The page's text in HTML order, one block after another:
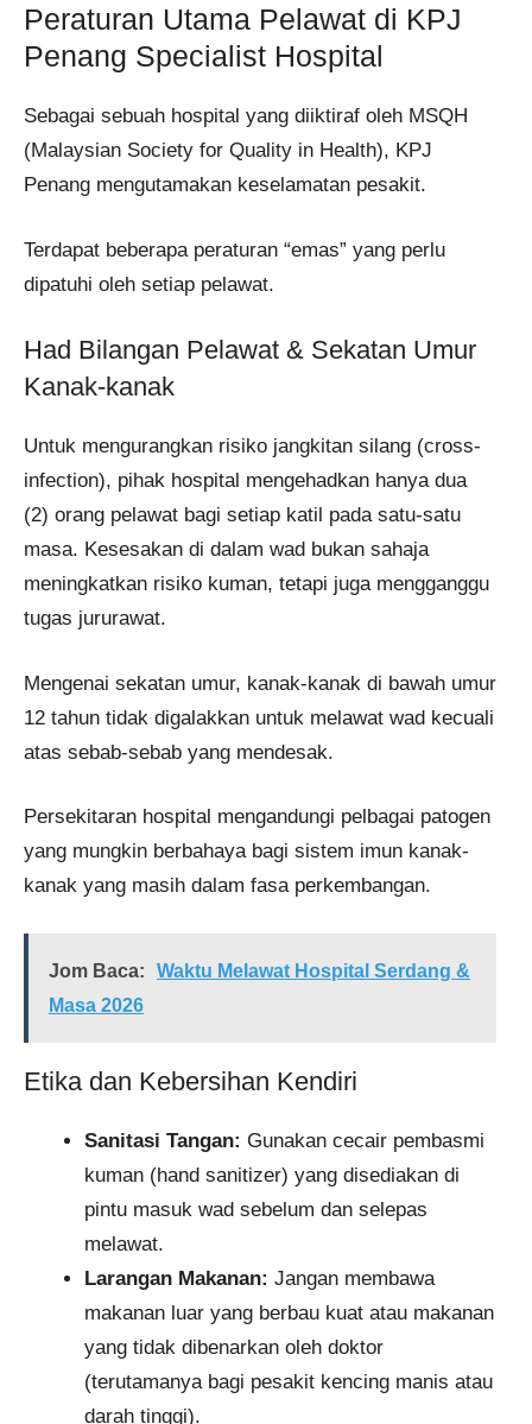
Peraturan Utama Pelawat di KPJ
Penang Specialist Hospital
Sebagai sebuah hospital yang diiktiraf oleh MSQH
(Malaysian Society for Quality in Health), KPJ
Penang mengutamakan keselamatan pesakit.
Terdapat beberapa peraturan “emas” yang perlu
dipatuhi oleh setiap pelawat.
Had Bilangan Pelawat & Sekatan Umur
Kanak-kanak
Untuk mengurangkan risiko jangkitan silang (cross-
infection), pihak hospital mengehadkan hanya dua
(2) orang pelawat bagi setiap katil pada satu-satu
masa. Kesesakan di dalam wad bukan sahaja
meningkatkan risiko kuman, tetapi juga mengganggu
tugas jururawat.
Mengenai sekatan umur, kanak-kanak di bawah umur
12 tahun tidak digalakkan untuk melawat wad kecuali
atas sebab-sebab yang mendesak.
Persekitaran hospital mengandungi pelbagai patogen
yang mungkin berbahaya bagi sistem imun kanak-
kanak yang masih dalam fasa perkembangan.
Jom Baca:
Waktu Melawat Hospital Serdang &
Masa 2026
Etika dan Kebersihan Kendiri
Sanitasi Tangan: Gunakan cecair pembasmi
kuman (hand sanitizer) yang disediakan di
pintu masuk wad sebelum dan selepas
melawat.
Larangan Makanan: Jangan membawa
makanan luar yang berbau kuat atau makanan
yang tidak dibenarkan oleh doktor
(terutamanya bagi pesakit kencing manis atau
darah tinggi).